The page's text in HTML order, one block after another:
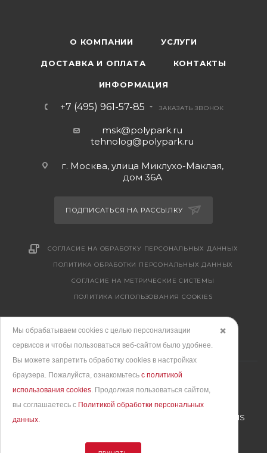
О КОМПАНИИ УСЛУГИ
ДОСТАВКА И ОПЛАТА КОНТАКТЫ
ИНФОРМАЦИЯ
+7 (495) 961-57-85 ЗАКАЗАТЬ ЗВОНОК
msk@polypark.ru
tehnolog@polypark.ru
г. Москва, улица Миклухо-Маклая,
дом 36А
ПОДПИСАТЬСЯ НА РАССЫЛКУ
СОГЛАСИЕ НА ОБРАБОТКУ ПЕРСОНАЛЬНЫХ ДАННЫХ
ПОЛИТИКА ОБРАБОТКИ ПЕРСОНАЛЬНЫХ ДАННЫХ
CОГЛАСИЕ НА МЕТРИЧЕСКИЕ СИСТЕМЫ
ПОЛИТИКА ИСПОЛЬЗОВАНИЯ COOKIES
– интернет-агентство BREVIS
✖️
Мы обрабатываем cookies с целью персонализации
сервисов и чтобы пользоваться веб-сайтом было удобнее.
Вы можете запретить обработку сookies в настройках
браузера. Пожалуйста, ознакомьтесь с политикой
использования cookies. Продолжая пользоваться сайтом,
вы соглашаетесь с Политикой обработки персональных
данных.